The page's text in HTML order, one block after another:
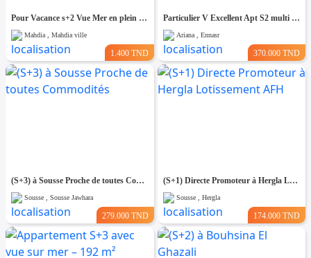
Pour Vacance s+2 Vue Mer en plein Zone Touristique Mahdia
Mahdia , Mahdia ville
1.400 TND
Particulier V Excellent Apt S2 multi Usage
Ariana , Ennasr
370.000 TND
(S+3) à Sousse Proche de toutes Commodités
Sousse , Sousse Jawhara
279.000 TND
(S+1) Directe Promoteur à Hergla Lotissement AFH
Sousse , Hergla
174.000 TND